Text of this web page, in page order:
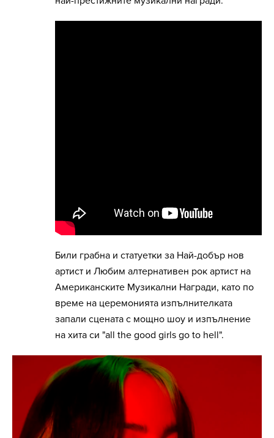
Били грабна и статуетки за Най-добър нов
артист и Любим алтернативен рок артист на
Американските Музикални Награди, като по
време на церемонията изпълнителката
запали сцената с мощно шоу и изпълнение
на хита си "all the good girls go to hell".